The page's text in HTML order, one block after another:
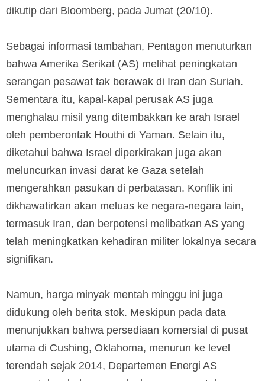
dikutip dari Bloomberg, pada Jumat (20/10).
Sebagai informasi tambahan, Pentagon menuturkan
bahwa Amerika Serikat (AS) melihat peningkatan
serangan pesawat tak berawak di Iran dan Suriah.
Sementara itu, kapal-kapal perusak AS juga
menghalau misil yang ditembakkan ke arah Israel
oleh pemberontak Houthi di Yaman. Selain itu,
diketahui bahwa Israel diperkirakan juga akan
meluncurkan invasi darat ke Gaza setelah
mengerahkan pasukan di perbatasan. Konflik ini
dikhawatirkan akan meluas ke negara-negara lain,
termasuk Iran, dan berpotensi melibatkan AS yang
telah meningkatkan kehadiran militer lokalnya secara
signifikan.
Namun, harga minyak mentah minggu ini juga
didukung oleh berita stok. Meskipun pada data
menunjukkan bahwa persediaan komersial di pusat
utama di Cushing, Oklahoma, menurun ke level
terendah sejak 2014, Departemen Energi AS